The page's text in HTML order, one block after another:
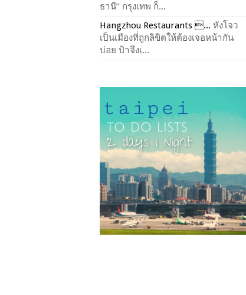
ธานี” กรุงเทพ ก็...
Hangzhou Restaurants ... หังโจว
เป็นเมืองที่ถูกลิขิตให้ต้องเจอหน้ากัน
บ่อย ป้าจึงเ...